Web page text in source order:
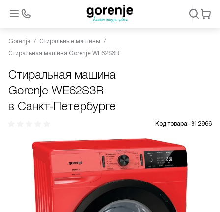
Gorenje
Стиральные машины
Стиральная машина Gorenje WE62S3R
Стиральная машина
Gorenje WE62S3R
в Санкт-Петербурге
Код товара: 812966